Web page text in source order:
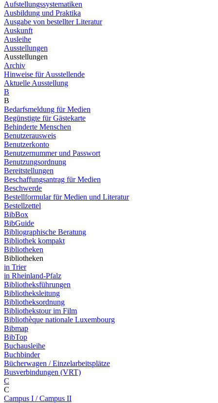
Aufstellungssystematiken
Ausbildung und Praktika
Ausgabe von bestellter Literatur
Auskunft
Ausleihe
Ausstellungen
Ausstellungen
Archiv
Hinweise für Ausstellende
Aktuelle Ausstellung
B
B
Bedarfsmeldung für Medien
Begünstigte für Gästekarte
Behinderte Menschen
Benutzerausweis
Benutzerkonto
Benutzernummer und Passwort
Benutzungsordnung
Bereitstellungen
Beschaffungsantrag für Medien
Beschwerde
Bestellformular für Medien und Literatur
Bestellzettel
BibBox
BibGuide
Bibliographische Beratung
Bibliothek kompakt
Bibliotheken
Bibliotheken
in Trier
in Rheinland-Pfalz
Bibliotheksführungen
Bibliotheksleitung
Bibliotheksordnung
Bibliothekstour im Film
Bibliothèque nationale Luxembourg
Bibmap
BibTop
Buchausleihe
Buchbinder
Bücherwagen / Einzelarbeitsplätze
Busverbindungen (VRT)
C
C
Campus I / Campus II